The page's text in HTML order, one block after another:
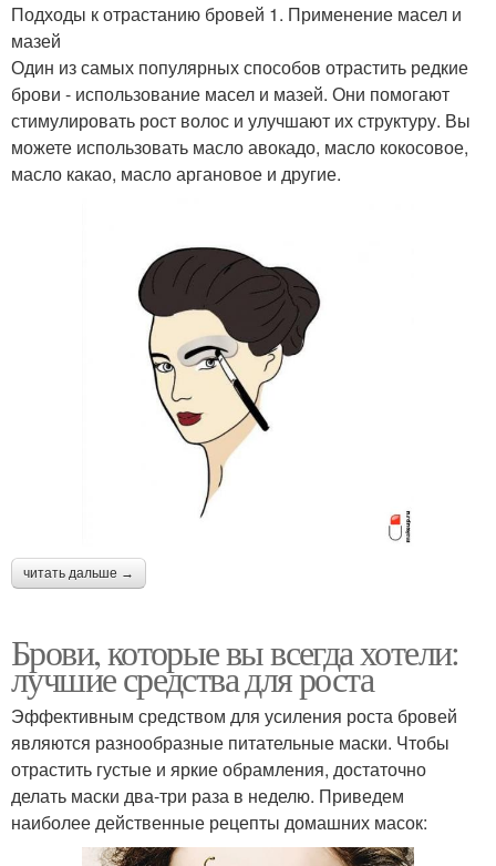
Подходы к отрастанию бровей 1. Применение масел и
мазей
Один из самых популярных способов отрастить редкие
брови - использование масел и мазей. Они помогают
стимулировать рост волос и улучшают их структуру. Вы
можете использовать масло авокадо, масло кокосовое,
масло какао, масло аргановое и другие.
читать дальше →
Брови, которые вы всегда хотели:
лучшие средства для роста
Эффективным средством для усиления роста бровей
являются разнообразные питательные маски. Чтобы
отрастить густые и яркие обрамления, достаточно
делать маски два-три раза в неделю. Приведем
наиболее действенные рецепты домашних масок: